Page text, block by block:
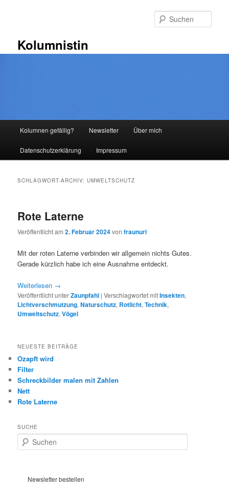
Kolumnistin
Kolumnen gefällig? Newsletter Über mich
Datenschutzerklärung Impressum
SCHLAGWORT-ARCHIV:UMWELTSCHUTZ
Rote Laterne
Veröffentlicht am2. Februar 2024vonfraunuri
Mit der roten Laterne verbinden wir allgemein nichts Gutes.
Gerade kürzlich habe ich eine Ausnahme entdeckt.
Weiterlesen →
Veröffentlicht unterZaunpfahl |Verschlagwortet mitInsekten,
Lichtverschmutzung,Naturschutz, Rotlicht,Technik,
Umweltschutz,Vögel
NEUESTE BEITRÄGE
Ozapft wird
Filter
Schreckbilder malen mit Zahlen
Nett
Rote Laterne
SUCHE
u
Newsletter bestellen